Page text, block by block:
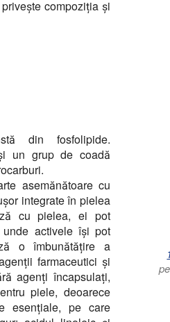
compoziția și
din fosfolipide.
un grup de coadă
asemănătoare cu
integrate în pielea
cu pielea, ei pot
activele își pot
o îmbunătățire a
farmaceutici și
agenți încapsulați,
piele, deoarece
esențiale, pe care